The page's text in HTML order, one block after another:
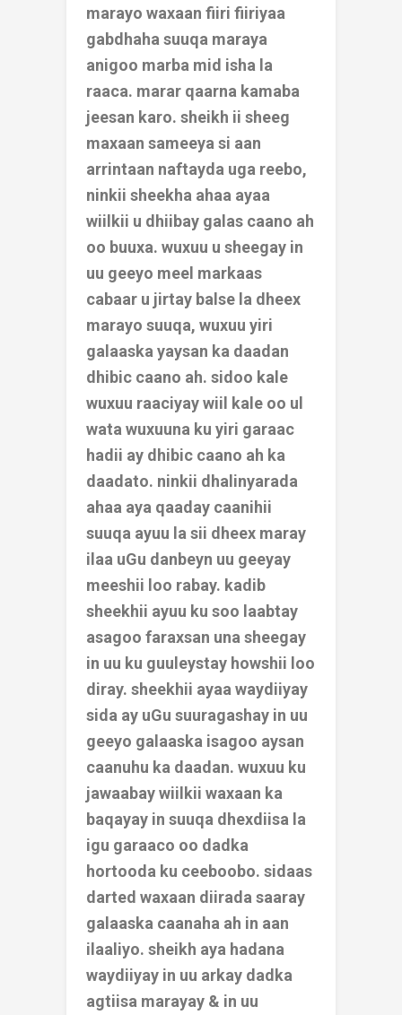
marayo waxaan fiiri fiiriyaa
gabdhaha suuqa maraya
anigoo marba mid isha la
raaca. marar qaarna kamaba
jeesan karo. sheikh ii sheeg
maxaan sameeya si aan
arrintaan naftayda uga reebo,
ninkii sheekha ahaa ayaa
wiilkii u dhiibay galas caano ah
oo buuxa. wuxuu u sheegay in
uu geeyo meel markaas
cabaar u jirtay balse la dheex
marayo suuqa, wuxuu yiri
galaaska yaysan ka daadan
dhibic caano ah. sidoo kale
wuxuu raaciyay wiil kale oo ul
wata wuxuuna ku yiri garaac
hadii ay dhibic caano ah ka
daadato. ninkii dhalinyarada
ahaa aya qaaday caanihii
suuqa ayuu la sii dheex maray
ilaa uGu danbeyn uu geeyay
meeshii loo rabay. kadib
sheekhii ayuu ku soo laabtay
asagoo faraxsan una sheegay
in uu ku guuleystay howshii loo
diray. sheekhii ayaa waydiiyay
sida ay uGu suuragashay in uu
geeyo galaaska isagoo aysan
caanuhu ka daadan. wuxuu ku
jawaabay wiilkii waxaan ka
baqayay in suuqa dhexdiisa la
igu garaaco oo dadka
hortooda ku ceeboobo. sidaas
darted waxaan diirada saaray
galaaska caanaha ah in aan
ilaaliyo. sheikh aya hadana
waydiiyay in uu arkay dadka
agtiisa marayay & in uu